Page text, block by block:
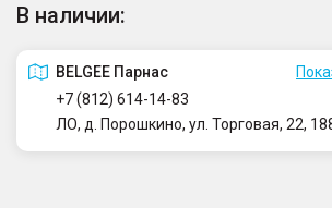
В наличии:
BELGEE Парнас
+7 (812) 614-14-83
ЛО, д. Порошкино, ул. Торговая, 22,